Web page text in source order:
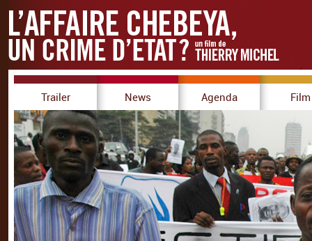
Trailer News Agenda Film